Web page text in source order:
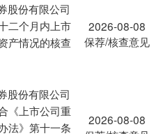
股份有限公司
二个月内上市
产情况的核查
2026-08-08
保荐/核查意见
股份有限公司
《上市公司重
法》第十一条
2026-08-08